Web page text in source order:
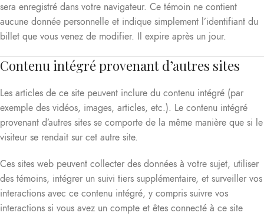
sera enregistré dans votre navigateur. Ce témoin ne contient
aucune donnée personnelle et indique simplement l’identifiant du
billet que vous venez de modifier. Il expire après un jour.
Contenu intégré provenant d’autres sites
Les articles de ce site peuvent inclure du contenu intégré (par
exemple des vidéos, images, articles, etc.). Le contenu intégré
provenant d’autres sites se comporte de la même manière que si le
visiteur se rendait sur cet autre site.
Ces sites web peuvent collecter des données à votre sujet, utiliser
des témoins, intégrer un suivi tiers supplémentaire, et surveiller vos
interactions avec ce contenu intégré, y compris suivre vos
interactions si vous avez un compte et êtes connecté à ce site